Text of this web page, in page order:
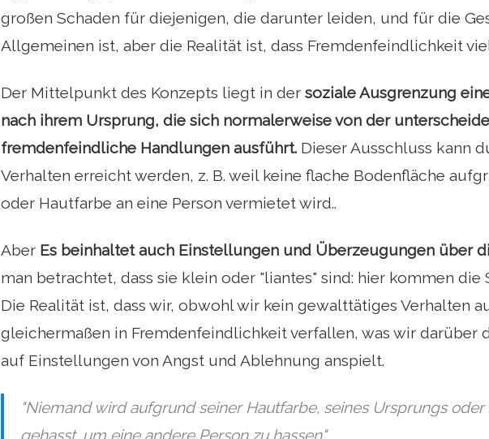
großen Schaden für diejenigen, die darunter leiden, und für die
Allgemeinen ist, aber die Realität ist, dass Fremdenfeindlichkeit
Der Mittelpunkt des Konzepts liegt in der soziale Ausgrenzung
nach ihrem Ursprung, die sich normalerweise von der
fremdenfeindliche Handlungen ausführt. Dieser Ausschluss kann
Verhalten erreicht werden, z. B. weil keine flache Bodenfläche
oder Hautfarbe an eine Person vermietet wird..
Aber Es beinhaltet auch Einstellungen und Überzeugungen über
man betrachtet, dass sie klein oder "liantes" sind: hier kommen die
Die Realität ist, dass wir, obwohl wir kein gewalttätiges Verhalten
gleichermaßen in Fremdenfeindlichkeit verfallen, was wir darüber
auf Einstellungen von Angst und Ablehnung anspielt.
"Niemand wird aufgrund seiner Hautfarbe, seines Ursprungs oder
gehasst, um eine andere Person zu hassen"